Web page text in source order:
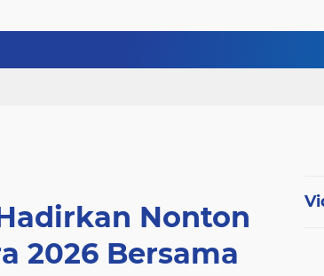
Nonton
2026 Bersama